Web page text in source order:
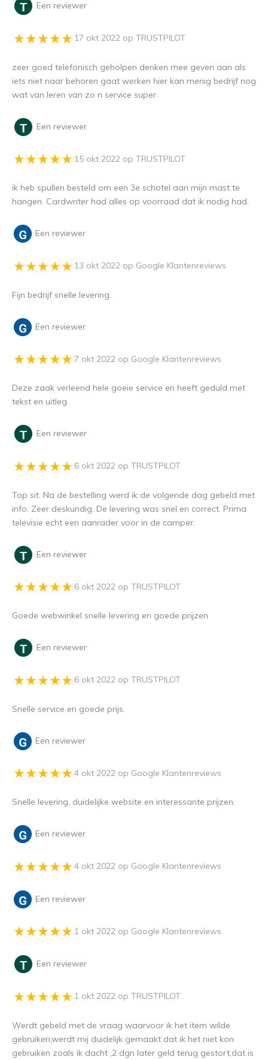
Een reviewer
17 okt 2022 op TRUSTPILOT
zeer goed telefonisch geholpen denken mee geven aan als
iets niet naar behoren gaat werken hier kan menig bedrijf nog
wat van leren van zo n service super.
Een reviewer
15 okt 2022 op TRUSTPILOT
ik heb spullen besteld om een 3e schotel aan mijn mast te
hangen. Cardwriter had alles op voorraad dat ik nodig had.
Een reviewer
13 okt 2022 op Google Klantenreviews
Fijn bedrijf snelle levering.
Een reviewer
7 okt 2022 op Google Klantenreviews
Deze zaak verleend hele goeie service en heeft geduld met
tekst en uitleg.
Een reviewer
6 okt 2022 op TRUSTPILOT
Top sit. Na de bestelling werd ik de volgende dag gebeld met
info. Zeer deskundig. De levering was snel en correct. Prima
televisie echt een aanrader voor in de camper.
Een reviewer
6 okt 2022 op TRUSTPILOT
Goede webwinkel snelle levering en goede prijzen
Een reviewer
6 okt 2022 op TRUSTPILOT
Snelle service en goede prijs.
Een reviewer
4 okt 2022 op Google Klantenreviews
Snelle levering, duidelijke website en interessante prijzen.
Een reviewer
4 okt 2022 op Google Klantenreviews
Een reviewer
1 okt 2022 op Google Klantenreviews
Een reviewer
1 okt 2022 op TRUSTPILOT
Werdt gebeld met de vraag waarvoor ik het item wilde
gebruiken,werdt mij duidelijk gemaakt dat ik het niet kon
gebruiken zoals ik dacht ,2 dgn later geld terug gestort,dat is